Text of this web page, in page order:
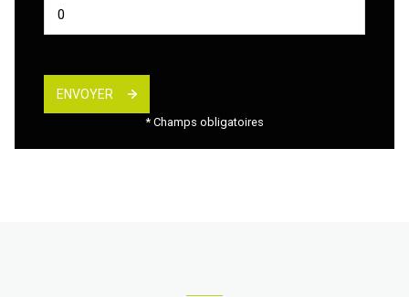
ENVOYER
* Champs obligatoires